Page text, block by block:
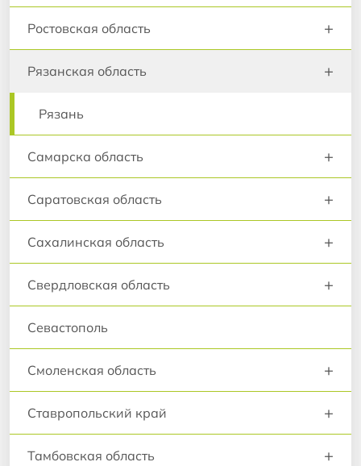
Ростовская область +
Рязанская область +
Рязань
Самарска область +
Саратовская область +
Сахалинская область +
Свердловская область +
Севастополь
Смоленская область +
Ставропольский край +
Тамбовская область +